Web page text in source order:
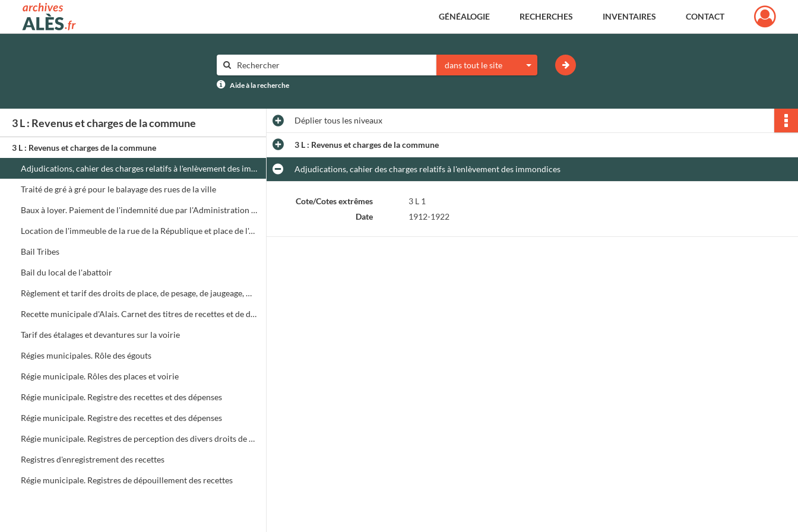
Archives municipales d'Alès GÉNÉALOGIE RECHERCHES INVENTAIRES CONTACT
dans tout le site
Aide à la recherche
3 L : Revenus et charges de la commune
3 L : Revenus et charges de la commune
Adjudications, cahier des charges relatifs à l'enlèvement des immondices
Traité de gré à gré pour le balayage des rues de la ville
Baux à loyer. Paiement de l'indemnité due par l'Administration de la guerre pour le bail du terrain de manoeuvres
Location de l'immeuble de la rue de la République et place de l'Abbaye
Bail Tribes
Bail du local de l'abattoir
Règlement et tarif des droits de place, de pesage, de jaugeage, mesurage et stationnement
Recette municipale d'Alais. Carnet des titres de recettes et de dépenses. Refonte
Tarif des étalages et devantures sur la voirie
Régies municipales. Rôle des égouts
Régie municipale. Rôles des places et voirie
Régie municipale. Registre des recettes et des dépenses
Régie municipale. Registre des recettes et des dépenses
Régie municipale. Registres de perception des divers droits de place
Registres d'enregistrement des recettes
Régie municipale. Registres de dépouillement des recettes
Dépliertous les niveaux
3 L : Revenus et charges de la commune
Adjudications, cahier des charges relatifs à l'enlèvement des immondices
Cote/Cotes extrêmes
3 L 1
Date
1912-1922